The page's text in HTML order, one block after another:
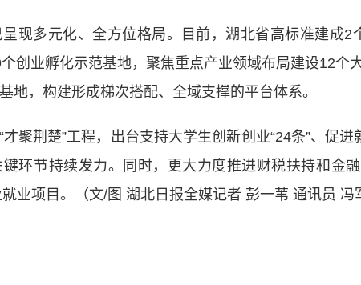
多元化、全方位格局。目前，湖北省高标准建成2
创业孵化示范基地，聚焦重点产业领域布局建设12个
地，构建形成梯次搭配、全域支撑的平台体系。
荆楚”工程，出台支持大学生创新创业“24条”、促进
环节持续发力。同时，更大力度推进财税扶持和金
业项目。（文/图 湖北日报全媒记者 彭一苇 通讯员 冯